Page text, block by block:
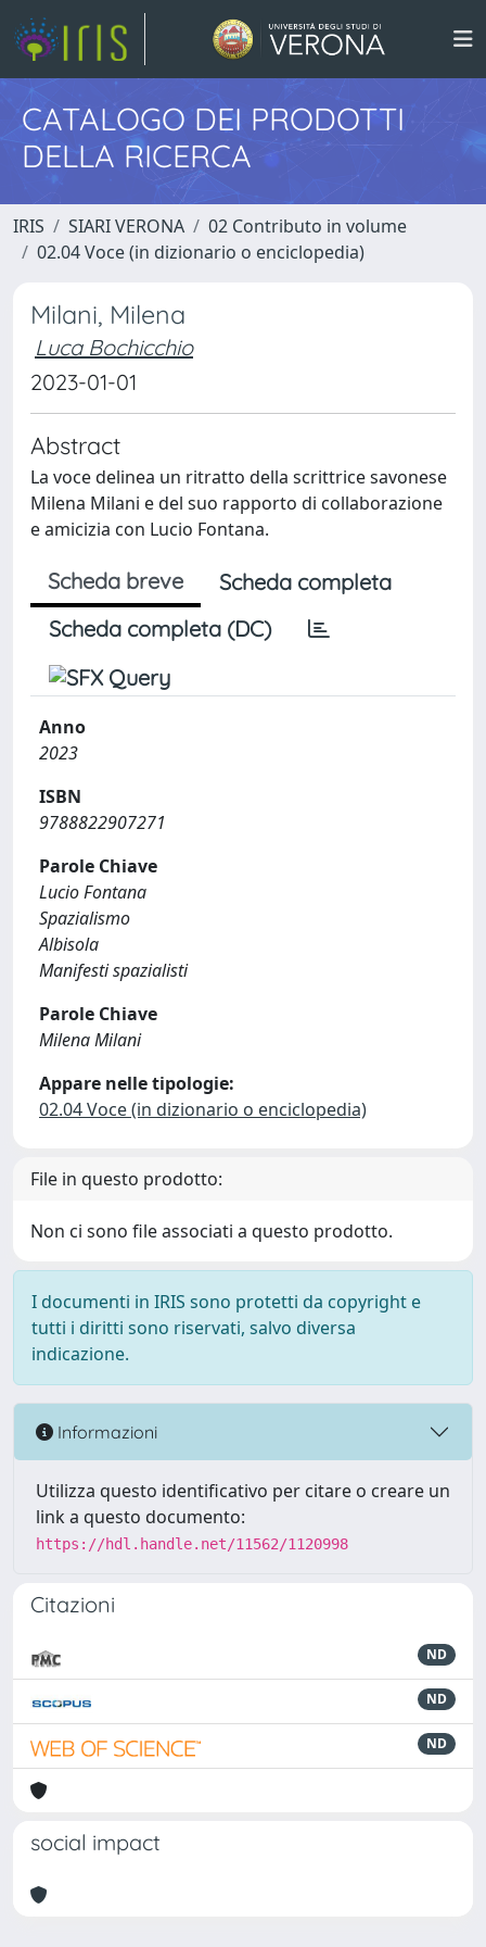
CATALOGO DEI PRODOTTI
DELLA RICERCA
IRIS SIARI VERONA
02 Contributo in volume
02.04 Voce (in dizionario o enciclopedia)
Milani, Milena
Luca Bochicchio
2023-01-01
Abstract
La voce delinea un ritratto della scrittrice savonese
Milena Milani e del suo rapporto di collaborazione
e amicizia con Lucio Fontana.
Scheda breve
Scheda completa
Scheda completa (DC)
Anno
2023
ISBN
9788822907271
Parole Chiave
Lucio Fontana
Spazialismo
Albisola
Manifesti spazialisti
Parole Chiave
Milena Milani
Appare nelle tipologie:
02.04 Voce (in dizionario o enciclopedia)
File in questo prodotto:
Non ci sono file associati a questo prodotto.
I documenti in IRIS sono protetti da copyright e
tutti i diritti sono riservati, salvo diversa
indicazione.
Informazioni
Utilizza questo identificativo per citare o creare un
link a questo documento:
https://hdl.handle.net/11562/1120998
Citazioni
ND
ND
ND
social impact